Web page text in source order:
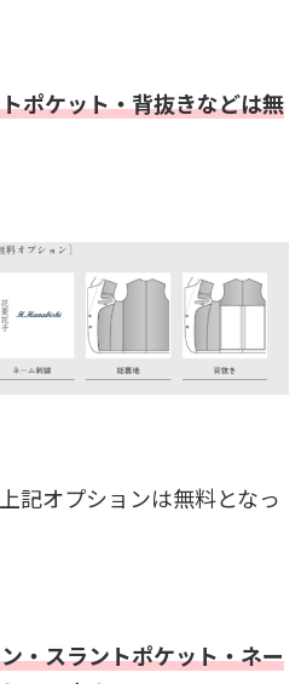
ポケット・背抜きなどは無
記オプションは無料となっ
・スラントポケット・ネー